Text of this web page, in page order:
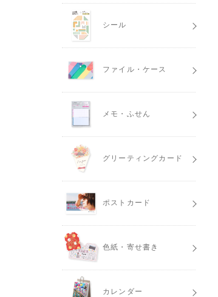
シール
ファイル・ケース
メモ・ふせん
グリーティングカード
ポストカード
色紙・寄せ書き
カレンダー